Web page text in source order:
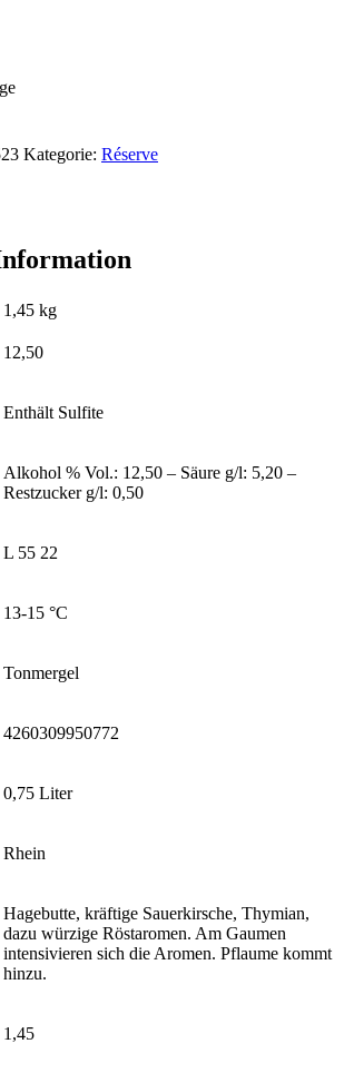
Kategorie: Réserve
1,45 kg
12,50
Enthält Sulfite
Alkohol % Vol.: 12,50 – Säure g/l: 5,20 –
Restzucker g/l: 0,50
L 55 22
13-15 °C
Tonmergel
4260309950772
0,75 Liter
Rhein
Hagebutte, kräftige Sauerkirsche, Thymian,
dazu würzige Röstaromen. Am Gaumen
intensivieren sich die Aromen. Pflaume kommt
hinzu.
1,45